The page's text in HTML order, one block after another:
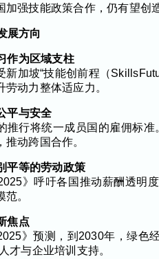
加强技能政策合作，仍有望创
展方向
作为区域支柱
新加坡“技能创前程（
动力整体适应力。
平与安全
推行将统一成员国的雇佣标
动跨国合作。
平等的劳动政策
》呼吁各国推动薪酬透明
。
焦点
》预测，到2030年，绿色
才与企业培训支持。